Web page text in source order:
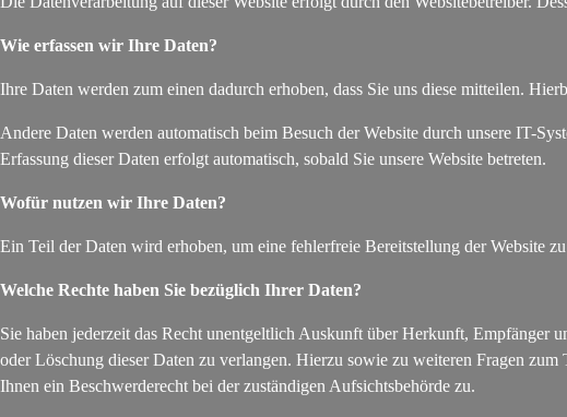
Wie erfassen wir Ihre Daten?
Ihre Daten werden zum einen dadurch erhoben, dass Sie uns diese mitteilen.
Andere Daten werden automatisch beim Besuch der Website durch unsere IT-
Erfassung dieser Daten erfolgt automatisch, sobald Sie unsere Website betreten.
Wofür nutzen wir Ihre Daten?
Ein Teil der Daten wird erhoben, um eine fehlerfreie Bereitstellung der Website
Welche Rechte haben Sie bezüglich Ihrer Daten?
Sie haben jederzeit das Recht unentgeltlich Auskunft über Herkunft, Empfänger
oder Löschung dieser Daten zu verlangen. Hierzu sowie zu weiteren Fragen
Ihnen ein Beschwerderecht bei der zuständigen Aufsichtsbehörde zu.